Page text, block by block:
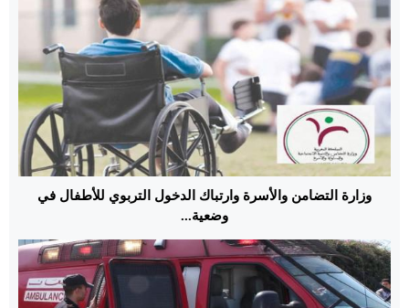
وزارة التضامن والأسرة وارتباك الدخول التربوي للأطفال في
وضعية...